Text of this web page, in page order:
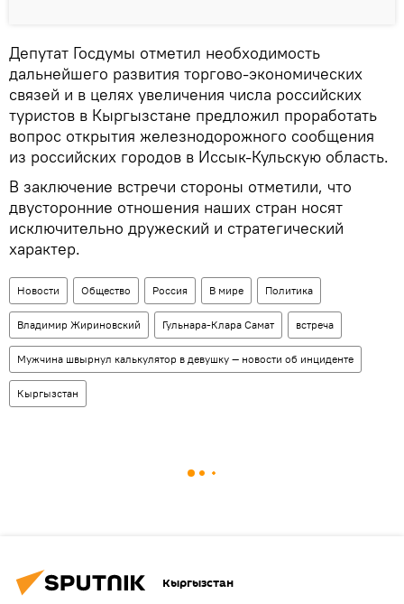
Депутат Госдумы отметил необходимость
дальнейшего развития торгово-экономических
связей и в целях увеличения числа российских
туристов в Кыргызстане предложил проработать
вопрос открытия железнодорожного сообщения
из российских городов в Иссык-Кульскую область.
В заключение встречи стороны отметили, что
двусторонние отношения наших стран носят
исключительно дружеский и стратегический
характер.
Новости Общество Россия В мире Политика
Владимир Жириновский Гульнара-Клара Самат встреча
Мужчина швырнул калькулятор в девушку — новости об инциденте
Кыргызстан
Кыргызстан